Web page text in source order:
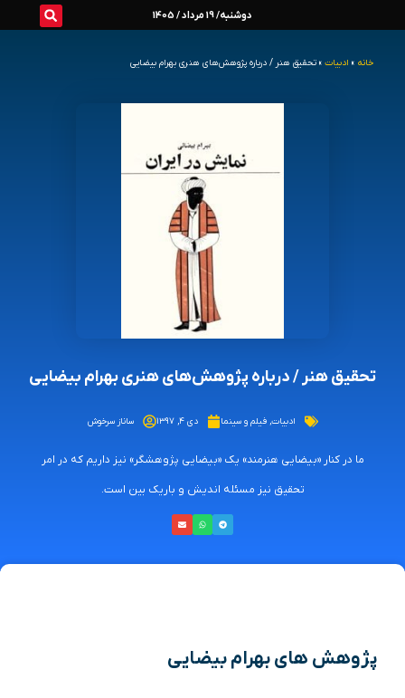
دوشنبه/ 19 مرداد / 1405
خانه » ادبیات » تحقیق هنر / درباره‌ پژوهش‌های هنری بهرام بیضایی
تحقیق هنر / درباره‌ پژوهش‌های هنری بهرام بیضایی
ادبیات,فیلم و سینما دی ۴, ۱۳۹۷ ساناز سرخوش
ما در کنار «بیضایی هنرمند» یک «بیضایی پژوهشگر» نیز داریم که در امر
تحقیق نیز مسئله اندیش و باریک بین است.
پژوهش های بهرام بیضایی